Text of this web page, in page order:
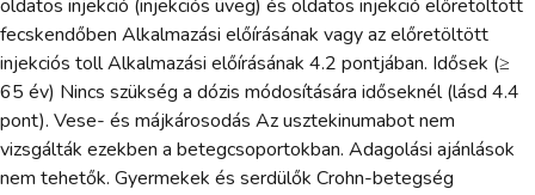
oldatos injekció (injekciós üveg) és oldatos injekció előretöltött
fecskendőben Alkalmazási előírásának vagy az előretöltött
injekciós toll Alkalmazási előírásának 4.2 pontjában. Idősek (≥
65 év) Nincs szükség a dózis módosítására időseknél (lásd 4.4
pont). Vese- és májkárosodás Az usztekinumabot nem
vizsgálták ezekben a betegcsoportokban. Adagolási ajánlások
nem tehetők. Gyermekek és serdülők Crohn-betegség